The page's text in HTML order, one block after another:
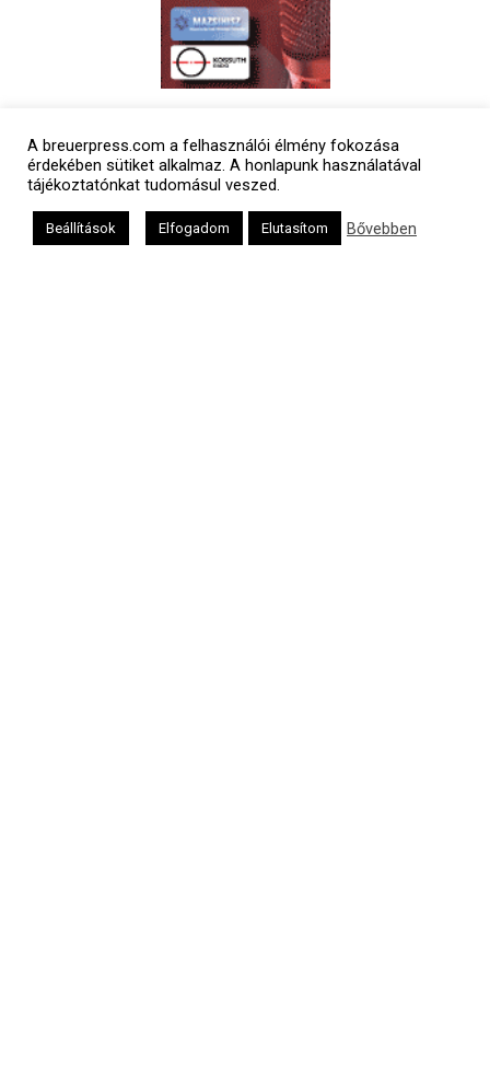
A breuerpress.com a felhasználói élmény fokozása
érdekében sütiket alkalmaz. A honlapunk használatával
tájékoztatónkat tudomásul veszed.
Beállítások Elfogadom Elutasítom Bővebben